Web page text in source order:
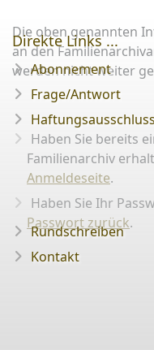
Die oben genannten
an den
werden nicht weiter
Haben Sie bereits
Familienarchiv
Anmeldeseite.
Haben Sie Ihr
Passwort zurück.
Direkte Links ...
Abonnement
Frage/Antwort
Haftungsausschluss
Rundschreiben
Kontakt